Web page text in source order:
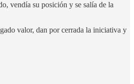
vendía su posición y se salía de la
valor, dan por cerrada la iniciativa y